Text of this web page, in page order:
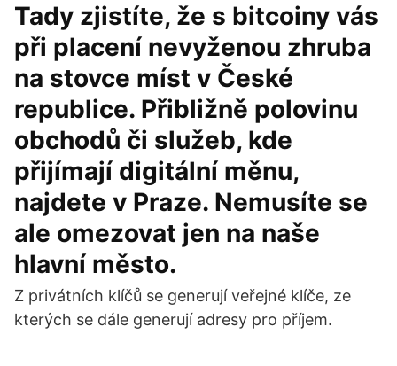
Tady zjistíte, že s bitcoiny vás
při placení nevyženou zhruba
na stovce míst v České
republice. Přibližně polovinu
obchodů či služeb, kde
přijímají digitální měnu,
najdete v Praze. Nemusíte se
ale omezovat jen na naše
hlavní město.
Z privátních klíčů se generují veřejné klíče, ze
kterých se dále generují adresy pro příjem.